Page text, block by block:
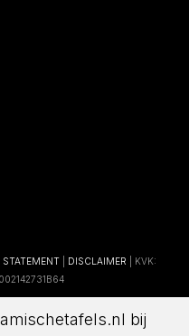
STATEMENT DISCLAIMER | KVK:
bij